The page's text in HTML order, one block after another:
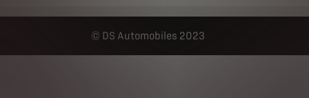
DS Automobiles 2023